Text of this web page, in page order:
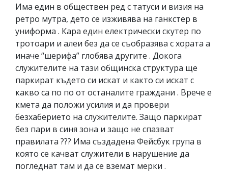
Има един в обществен ред с татуси и визия на
ретро мутра, дето се изживява на ганкстер в
униформа . Кара един електрически скутер по
тротоари и алеи без да се съобразява с хората а
иначе “шерифа” глобява другите . Докога
служителите на тази общинска структура ще
паркират където си искат и както си искат с
какво са по по от останалите граждани . Врече е
кмета да положи усилия и да провери
безхаберието на служителите. Защо паркират
без пари в синя зона и защо не спазват
правилата ??? Има създадена Фейсбук група в
която се качват служители в нарушение да
погледнат там и да се вземат мерки .